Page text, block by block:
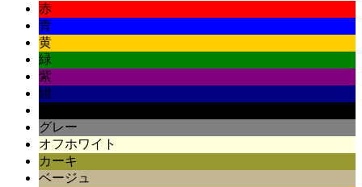
赤
青
黄
緑
紫
紺
グレー
オフホワイト
カーキ
ベージュ